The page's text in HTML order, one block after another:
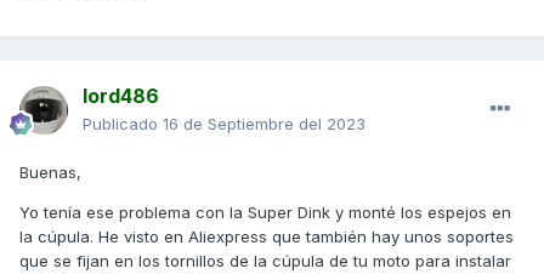
lord486
Publicado 16 de Septiembre del 2023
Buenas,
Yo tenía ese problema con la Super Dink y monté los espejos en
la cúpula. He visto en Aliexpress que también hay unos soportes
que se fijan en los tornillos de la cúpula de tu moto para instalar